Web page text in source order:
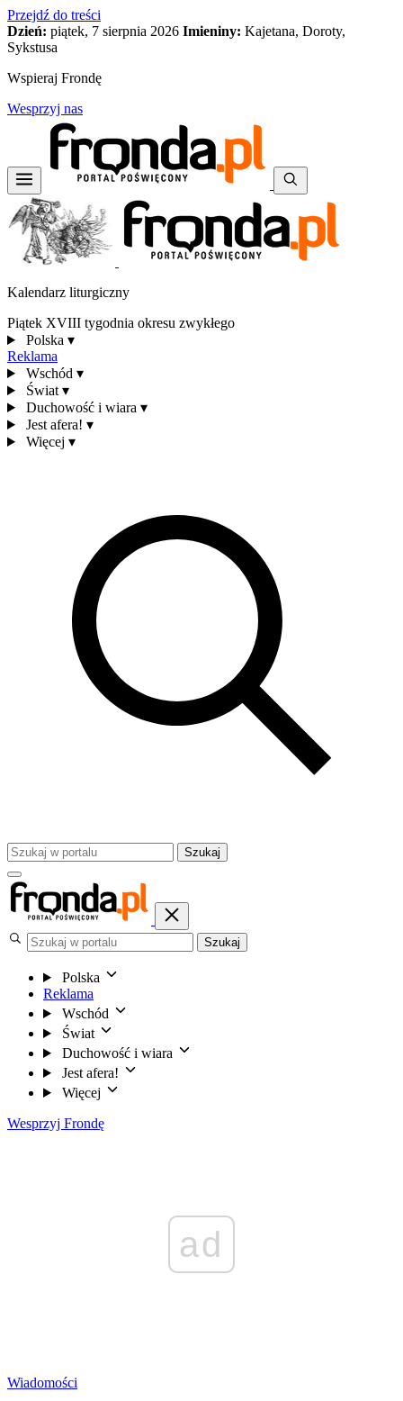
Przejdź do treści
Dzień: piątek, 7 sierpnia 2026 Imieniny: Kajetana, Doroty,
Sykstusa
Wspieraj Frondę
Wesprzyj nas
Kalendarz liturgiczny
Piątek XVIII tygodnia okresu zwykłego
Polska ▾
Reklama
Wschód ▾
Świat ▾
Duchowość i wiara ▾
Jest afera! ▾
Więcej ▾
Szukaj
Szukaj
Polska
Reklama
Wschód
Świat
Duchowość i wiara
Jest afera!
Więcej
Wesprzyj Frondę
ad
Wiadomości